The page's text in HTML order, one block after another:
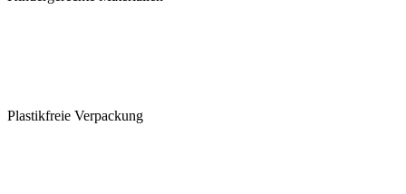
Plastikfreie Verpackung